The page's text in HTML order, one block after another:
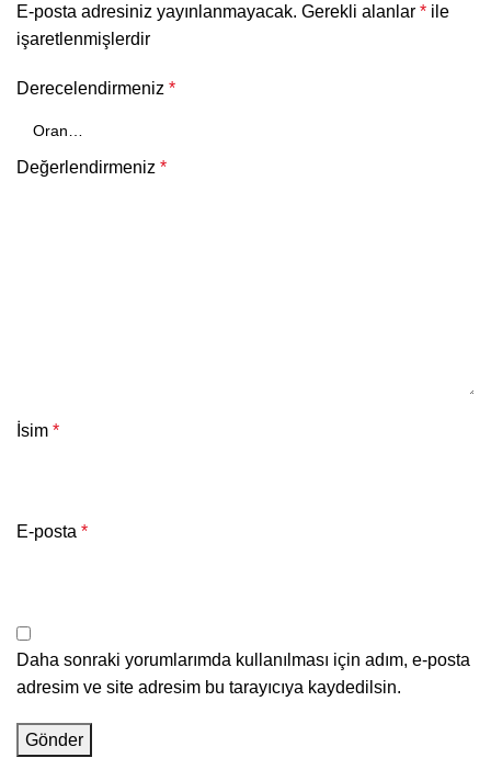
E-posta adresiniz yayınlanmayacak. Gerekli alanlar * ile
işaretlenmişlerdir
Derecelendirmeniz *
Değerlendirmeniz *
İsim *
E-posta *
Daha sonraki yorumlarımda kullanılması için adım, e-posta
adresim ve site adresim bu tarayıcıya kaydedilsin.